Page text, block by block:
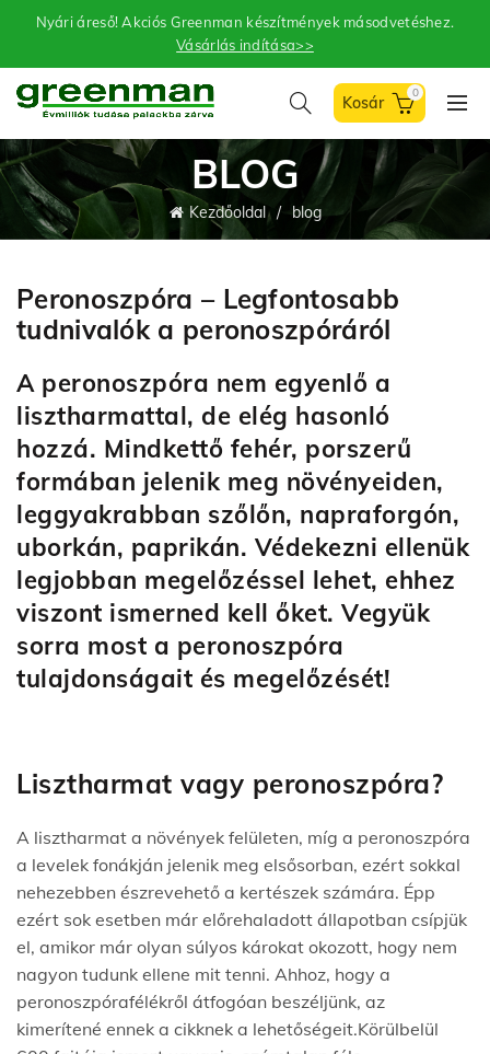
Nyári áreső! Akciós Greenman készítmények másodvetéshez.
Vásárlás indítása>>
0
BLOG
Kezdőoldal blog
Peronoszpóra – Legfontosabb
tudnivalók a peronoszpóráról
A peronoszpóra nem egyenlő a
lisztharmattal, de elég hasonló
hozzá. Mindkettő fehér, porszerű
formában jelenik meg növényeiden,
leggyakrabban szőlőn, napraforgón,
uborkán, paprikán. Védekezni ellenük
legjobban megelőzéssel lehet, ehhez
viszont ismerned kell őket. Vegyük
sorra most a peronoszpóra
tulajdonságait és megelőzését!
Lisztharmat vagy peronoszpóra?
A lisztharmat a növények felületen, míg a peronoszpóra
a levelek fonákján jelenik meg elsősorban, ezért sokkal
nehezebben észrevehető a kertészek számára. Épp
ezért sok esetben már előrehaladott állapotban csípjük
el, amikor már olyan súlyos károkat okozott, hogy nem
nagyon tudunk ellene mit tenni. Ahhoz, hogy a
peronoszpórafélékről átfogóan beszéljünk, az
kimerítené ennek a cikknek a lehetőségeit.Körülbelül